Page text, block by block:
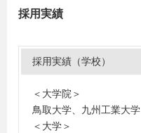
採用実績
採用実績（学校）
＜大学院＞
鳥取大学、九州工業大学
＜大学＞